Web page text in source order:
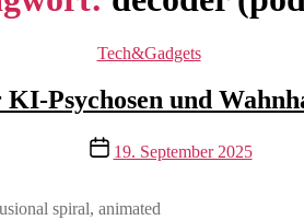
Kategorien
Tech&Gadgets
KI-Psychosen und
Veröffentlichungsdatum
19. September 2025
spiral, animated